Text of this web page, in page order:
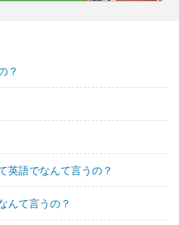
？
英語でなんて言うの？
んて言うの？